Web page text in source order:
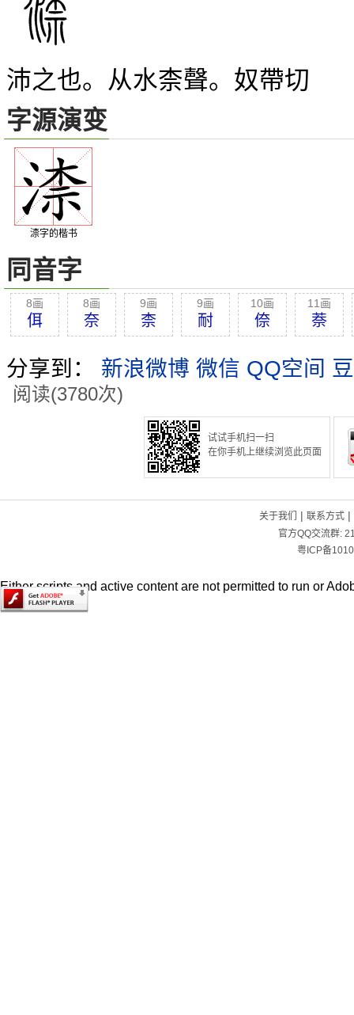
沛之也。从水柰聲。奴帶切
字源演变
渿字的楷书
同音字
8画
佴
8画
奈
9画
柰
9画
耐
10画
倷
11画
萘
分享到： 新浪微博 微信 QQ空间
阅读(3780次)
试试手机扫一扫
在你手机上继续浏览此页面
关于我们 | 联系方式|
官方QQ交流群:
粤ICP备
Either scripts and active content are not permitted to run or